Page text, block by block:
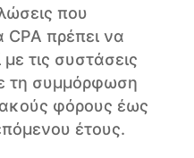
που
CPA πρέπει να
τις συστάσεις
τη συμμόρφωση
φόρους έως
έτους.